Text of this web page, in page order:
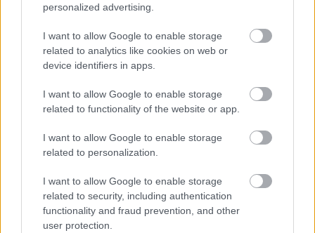
personalized advertising.
I want to allow Google to enable storage
related to analytics like cookies on web or
device identifiers in apps.
I want to allow Google to enable storage
related to functionality of the website or app.
I want to allow Google to enable storage
related to personalization.
I want to allow Google to enable storage
related to security, including authentication
functionality and fraud prevention, and other
user protection.
Paris Saint-Germain
Manchester United
Nya Ullevi, Göteborg
2026-08-08 17:00
1 nap 7 óra 0 perc 23 másodperc
Leeds UnitedvsManchester United